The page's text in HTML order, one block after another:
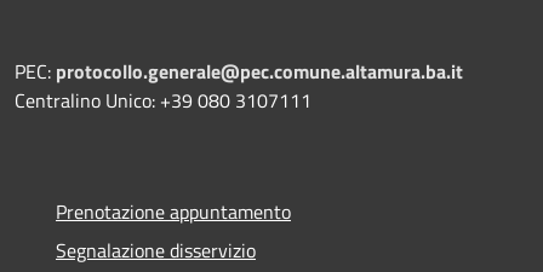
PEC: protocollo.generale@pec.comune.altamura.ba.it
Centralino Unico: +39 080 3107111
Prenotazione appuntamento
Segnalazione disservizio